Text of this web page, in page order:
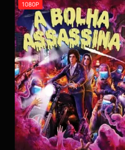
1080P